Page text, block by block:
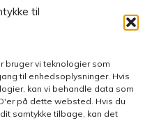
til
bruger vi teknologier som
til enhedsoplysninger. Hvis
kan vi behandle data som
på dette websted. Hvis du
samtykke tilbage, kan det